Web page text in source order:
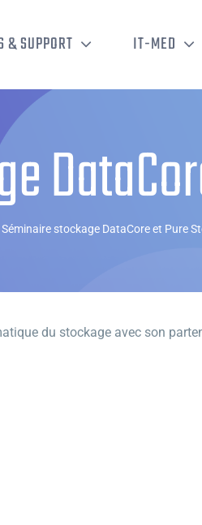
& SUPPORT IT-MED
Séminaire stockage DataCore et Pure
du stockage avec son